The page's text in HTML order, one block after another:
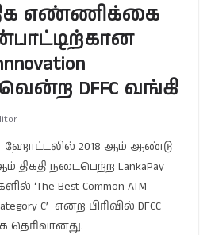
எண்ணிக்கை
DFFC வங்கி
ஹோட்டலில் 2018 ஆம் ஆண்டு
திகதி நடைபெற்ற LankaPay
‘The Best Common ATM
C’ என்ற பிரிவில் DFCC
தெரிவானது.